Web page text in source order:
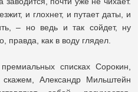
и глохнет, и путает даты, и
– но ведь и так сойдет, ну
правда, как в воду глядел.
списках Сорокин,
Александр Мильштейн